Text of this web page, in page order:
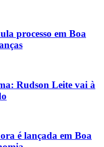
processo em Boa
Rudson Leite vai à
é lançada em Boa